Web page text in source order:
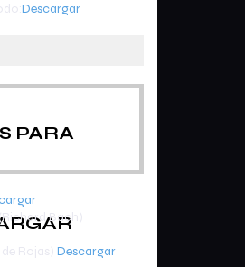
Descargar
PARA
Bach)
Descargar